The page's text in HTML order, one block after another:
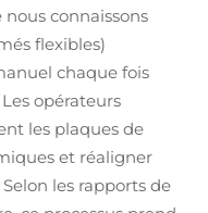
connaissons
flexibles)
chaque fois
opérateurs
les plaques de
et réaligner
les rapports de